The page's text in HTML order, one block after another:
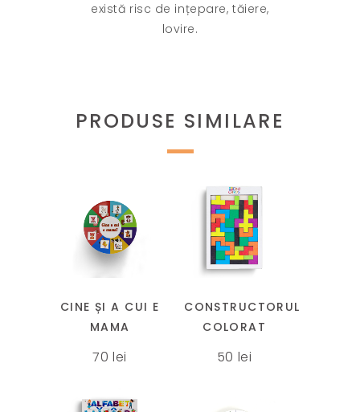
există risc de ințepare, tăiere,
lovire.
PRODUSE SIMILARE
Acest
produs
are
Opțiunile
fi
CINE ȘI A CUI E
MAMA
70lei
CONSTRUCTORUL
COLORAT
50 lei